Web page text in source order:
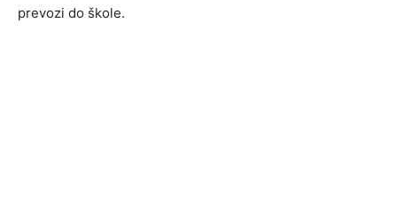
prevozi do škole.